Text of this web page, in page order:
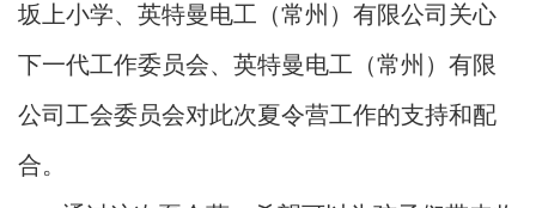
坂上小学、英特曼电工（常州）有限公司关心
下一代工作委员会、英特曼电工（常州）有限
公司工会委员会对此次夏令营工作的支持和配
合。